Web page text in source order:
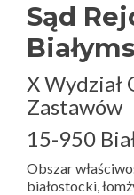
Sąd
X Wydział
Zastawów
15-950
Obszar
białostocki,